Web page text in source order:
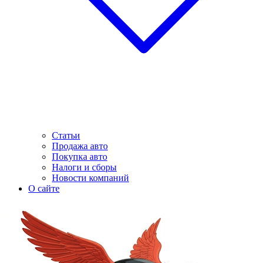
Статьи
Продажа авто
Покупка авто
Налоги и сборы
Новости компаний
О сайте